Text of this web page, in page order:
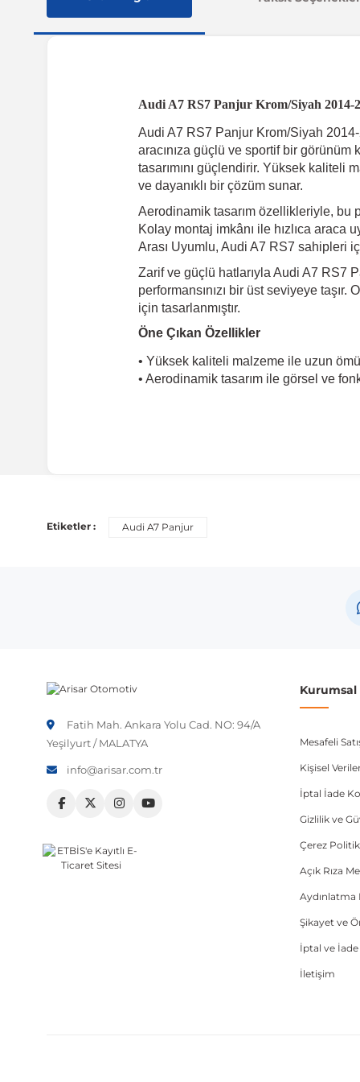
Audi A7 RS7 Panjur Krom/Siyah 2014-
Audi A7 RS7 Panjur Krom/Siyah
aracınıza güçlü ve sportif bir görünüm
tasarımını güçlendirir. Yüksek kaliteli
ve dayanıklı bir çözüm sunar.
Aerodinamik tasarım özellikleriyle, bu
Kolay montaj imkânı ile hızlıca araca
Arası Uyumlu, Audi A7 RS7 sahipleri
Zarif ve güçlü hatlarıyla Audi A7 RS7
performansınızı bir üst seviyeye
için tasarlanmıştır.
Öne Çıkan Özellikler
• Yüksek kaliteli malzeme ile uzun
• Aerodinamik tasarım ile görsel ve
Araç üreticileri aynı model yılı içerisinde farklı
Etiketler : Audi A7 Panjur
Fatih Mah. Ankara Yolu Cad. NO: 94/A
Yeşilyurt / MALATYA
info@arisar.com.tr
Mesafeli
Kişisel
İptal İade
Gizlilik ve
Çerez
Açık Rıza
Aydınlatma
Şikayet ve
İptal ve
İletişim